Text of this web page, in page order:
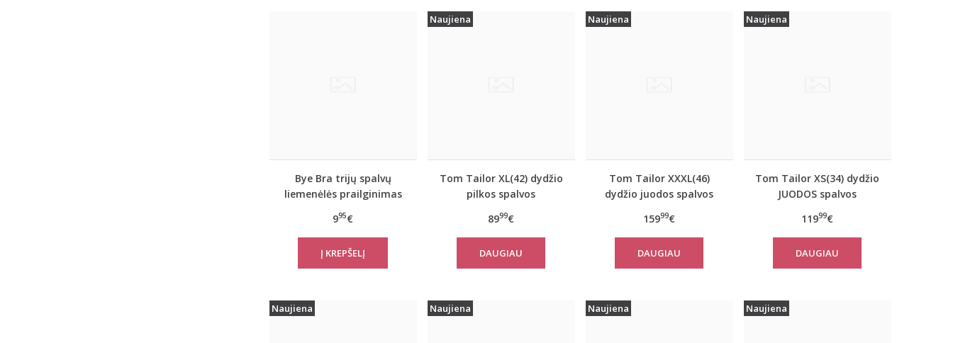
Bye Bra trijų spalvų
liemenėlės prailginimas
995€
Naujiena
Tom Tailor XL(42) dydžio
pilkos spalvos
paltas Tom Tailor 10367
8999€
DAUGIAU
Naujiena
Tom Tailor XXXL(46)
dydžio juodos spalvos
žiemai Tom Tailor 14482
15999€
DAUGIAU
Naujiena
Tom Tailor XS(34) dydžio
JUODOS spalvos
paltas Tom Tailor 29999
11999€
DAUGIAU
Naujiena Naujiena Naujiena Naujiena